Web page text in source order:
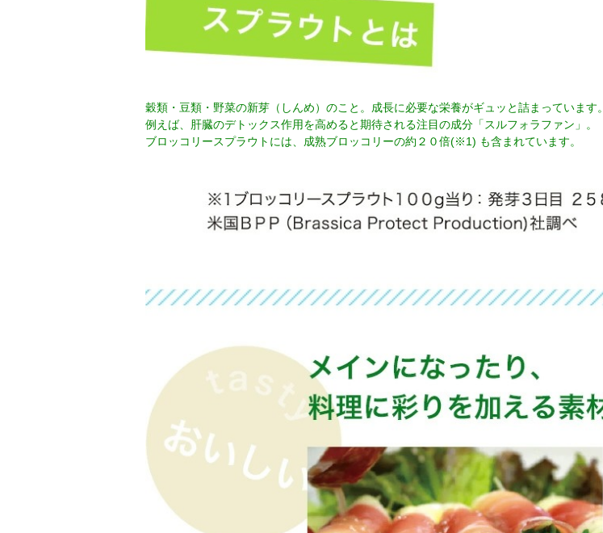
穀類・豆類・野菜の新芽（しんめ）のこと。成長に必要な栄養がギュッと詰まっています。
例えば、肝臓のデトックス作用を高めると期待される注目の成分「スルフォラファン」。
ブロッコリースプラウトには、成熟ブロッコリーの約２０倍(※1) も含まれています。